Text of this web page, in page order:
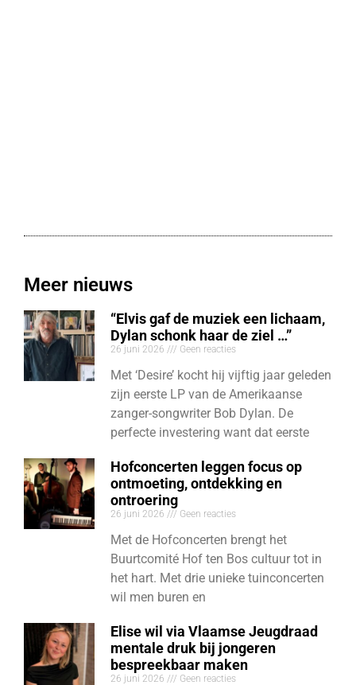
Meer nieuws
“Elvis gaf de muziek een lichaam,
Dylan schonk haar de ziel …”
26 juni 2026 Geen reacties
Met ‘Desire’ kocht hij vijftig jaar geleden
zijn eerste LP van de Amerikaanse
zanger-songwriter Bob Dylan. De
perfecte investering want dat eerste
Hofconcerten leggen focus op
ontmoeting, ontdekking en
ontroering
26 juni 2026 Geen reacties
Met de Hofconcerten brengt het
Buurtcomité Hof ten Bos cultuur tot in
het hart. Met drie unieke tuinconcerten
wil men buren en
Elise wil via Vlaamse Jeugdraad
mentale druk bij jongeren
bespreekbaar maken
26 juni 2026 Geen reacties